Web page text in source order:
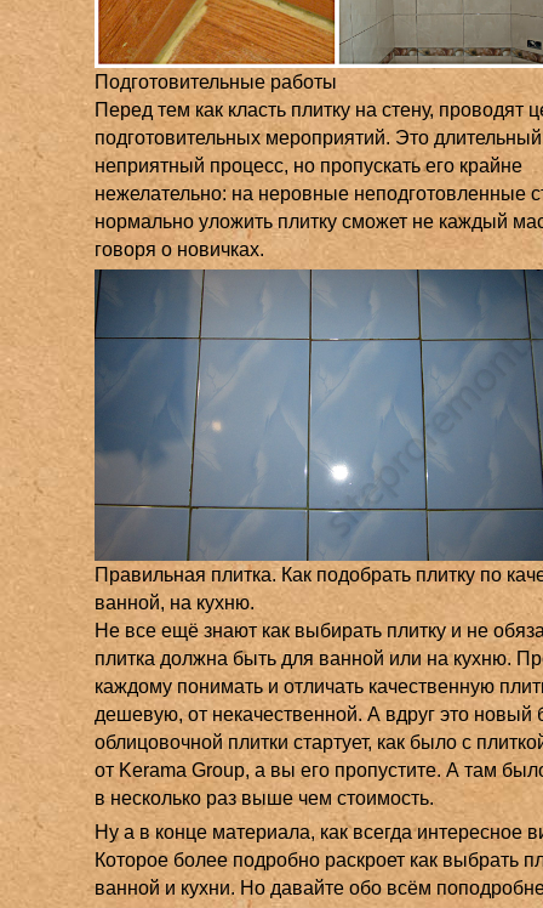
Подготовительные работы
Перед тем как класть плитку на стену, проводят
подготовительных мероприятий. Это
неприятный процесс, но пропускать его крайне
нежелательно: на неровные неподготовленные
нормально уложить плитку сможет не каждый
говоря о новичках.
Правильная плитка. Как подобрать плитку по
ванной, на кухню.
Не все ещё знают как выбирать плитку и не
плитка должна быть для ванной или на кухню.
каждому понимать и отличать качественную
дешевую, от некачественной. А вдруг это новый
облицовочной плитки стартует, как было с
от Kerama Group, а вы его пропустите. А там
в несколько раз выше чем стоимость.
Ну а в конце материала, как всегда интересное
Которое более подробно раскроет как выбрать
ванной и кухни. Но давайте обо всём